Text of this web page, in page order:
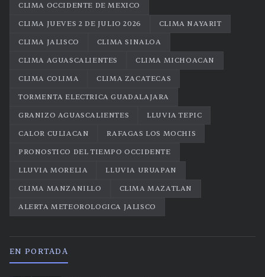
CLIMA OCCIDENTE DE MEXICO
CLIMA JUEVES 2 DE JULIO 2026
CLIMA NAYARIT
CLIMA JALISCO
CLIMA SINALOA
CLIMA AGUASCALIENTES
CLIMA MICHOACAN
CLIMA COLIMA
CLIMA ZACATECAS
TORMENTA ELECTRICA GUADALAJARA
GRANIZO AGUASCALIENTES
LLUVIA TEPIC
CALOR CULIACAN
RAFAGAS LOS MOCHIS
PRONOSTICO DEL TIEMPO OCCIDENTE
LLUVIA MORELIA
LLUVIA URUAPAN
CLIMA MANZANILLO
CLIMA MAZATLAN
ALERTA METEOROLOGICA JALISCO
EN PORTADA